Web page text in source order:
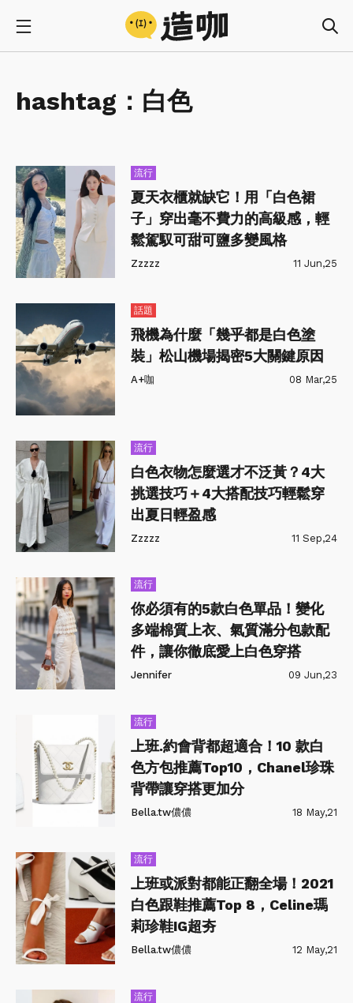
hashtag： 白色
流行
夏天衣櫃就缺它！用「白色裙
子」穿出毫不費力的高級感，輕
鬆駕馭可甜可鹽多變風格
Zzzzz 11 Jun,25
話題
飛機為什麼「幾乎都是白色塗
裝」松山機場揭密5大關鍵原因
A+咖 08 Mar,25
流行
白色衣物怎麼選才不泛黃？4大
挑選技巧＋4大搭配技巧輕鬆穿
出夏日輕盈感
Zzzzz 11 Sep,24
流行
你必須有的5款白色單品！變化
多端棉質上衣、氣質滿分包款配
件，讓你徹底愛上白色穿搭
Jennifer 09 Jun,23
流行
上班.約會背都超適合！10 款白
色方包推薦Top10，Chanel珍珠
背帶讓穿搭更加分
Bella.tw儂儂 18 May,21
流行
上班或派對都能正翻全場！2021
白色跟鞋推薦Top 8，Celine瑪
莉珍鞋IG超夯
Bella.tw儂儂 12 May,21
流行